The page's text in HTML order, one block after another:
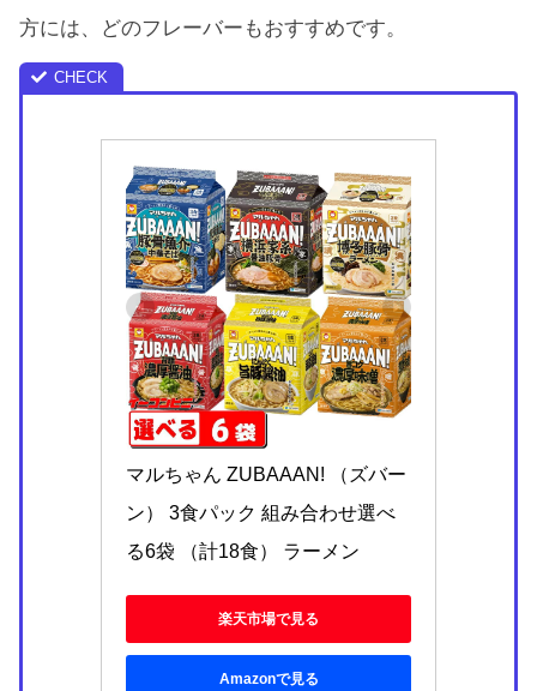
方には、どのフレーバーもおすすめです。
マルちゃん ZUBAAAN! （ズバー
ン） 3食パック 組み合わせ選べ
る6袋 （計18食） ラーメン
楽天市場で見る
Amazonで見る